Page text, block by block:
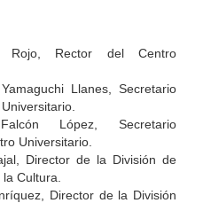
Rojo, Rector del Centro
Llanes, Secretario
López, Secretario
Universitario.
Director de la División de
Cultura.
Director de la División